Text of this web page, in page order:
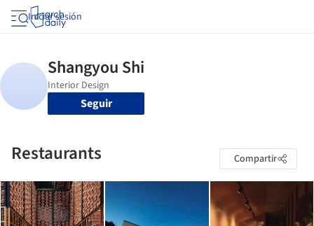
Iniciar sesión
Seguir
Restaurants Compartir